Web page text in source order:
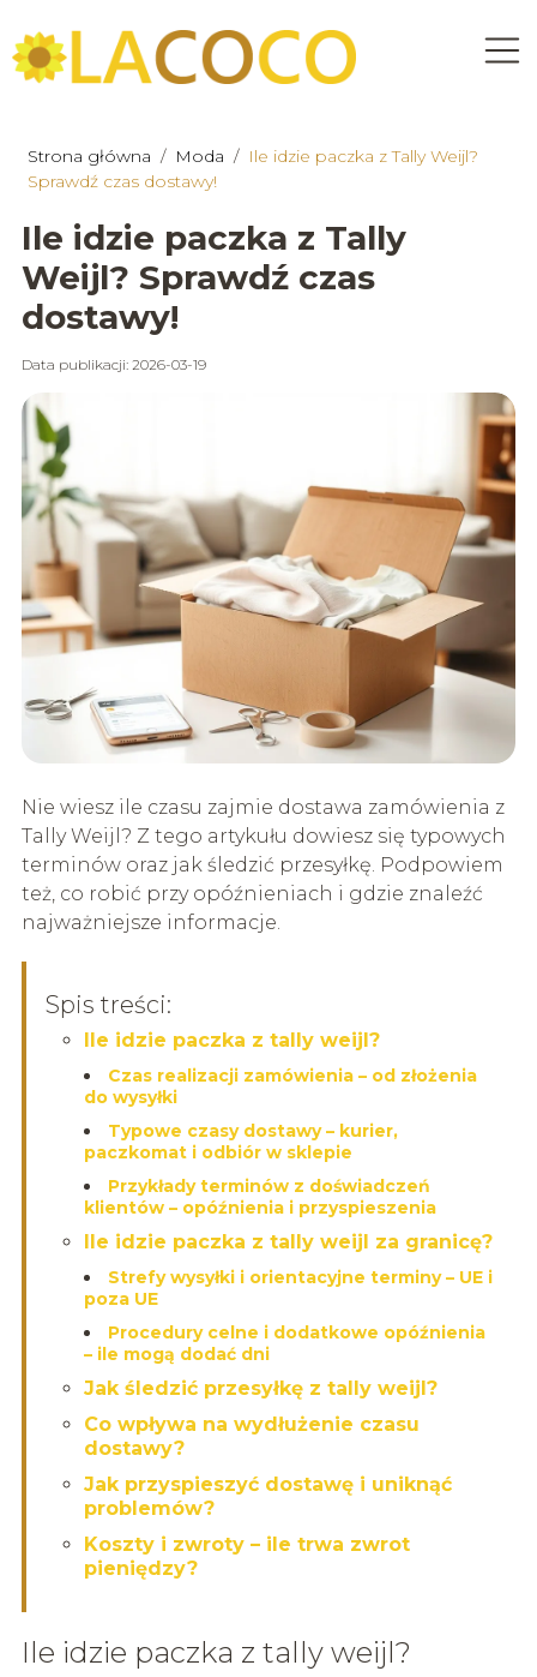
Strona główna / Moda / Ile idzie paczka z Tally Weijl?
Sprawdź czas dostawy!
Ile idzie paczka z Tally
Weijl? Sprawdź czas
dostawy!
Data publikacji: 2026-03-19
Nie wiesz ile czasu zajmie dostawa zamówienia z
Tally Weijl? Z tego artykułu dowiesz się typowych
terminów oraz jak śledzić przesyłkę. Podpowiem
też, co robić przy opóźnieniach i gdzie znaleźć
najważniejsze informacje.
Spis treści:
Ile idzie paczka z tally weijl?
Czas realizacji zamówienia – od złożenia
do wysyłki
Typowe czasy dostawy – kurier,
paczkomat i odbiór w sklepie
Przykłady terminów z doświadczeń
klientów – opóźnienia i przyspieszenia
Ile idzie paczka z tally weijl za granicę?
Strefy wysyłki i orientacyjne terminy – UE i
poza UE
Procedury celne i dodatkowe opóźnienia
– ile mogą dodać dni
Jak śledzić przesyłkę z tally weijl?
Co wpływa na wydłużenie czasu
dostawy?
Jak przyspieszyć dostawę i uniknąć
problemów?
Koszty i zwroty – ile trwa zwrot
pieniędzy?
Ile idzie paczka z tally weijl?